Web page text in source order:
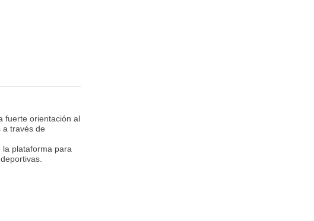
fuerte orientación al
a través de
plataforma para